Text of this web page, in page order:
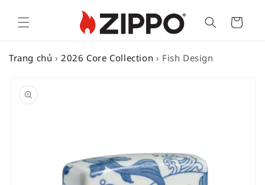
Cart
Trang chủ ›2026 Core Collection › Fish Design
PRODUCT
INFORMATION